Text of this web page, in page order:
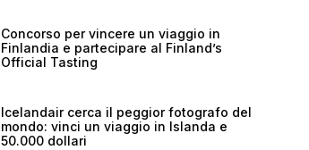
Concorso per vincere un viaggio in
Finlandia e partecipare al Finland’s
Official Tasting
Icelandair cerca il peggior fotografo del
mondo: vinci un viaggio in Islanda e
50.000 dollari